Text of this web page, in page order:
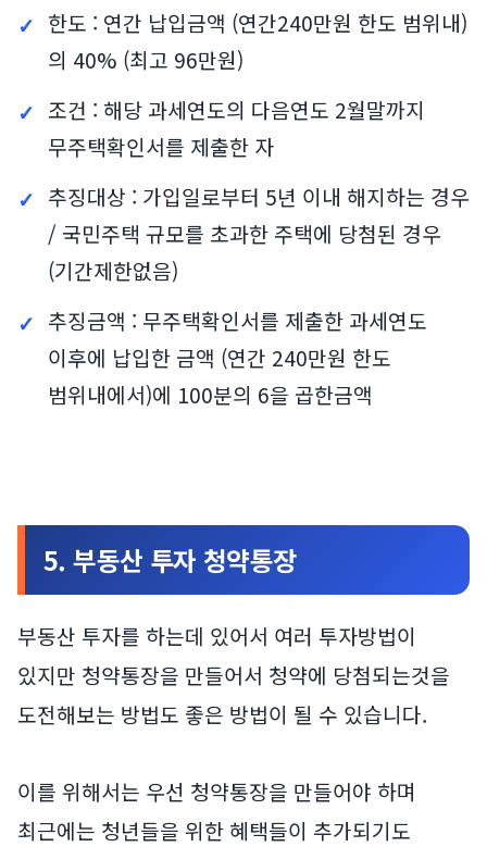
한도 : 연간 납입금액 (연간240만원 한도 범위내)
의 40% (최고 96만원)
조건 : 해당 과세연도의 다음연도 2월말까지
무주택확인서를 제출한 자
추징대상 : 가입일로부터 5년 이내 해지하는 경우
/ 국민주택 규모를 초과한 주택에 당첨된 경우
(기간제한없음)
추징금액 : 무주택확인서를 제출한 과세연도
이후에 납입한 금액 (연간 240만원 한도
범위내에서)에 100분의 6을 곱한금액
5. 부동산 투자 청약통장
부동산 투자를 하는데 있어서 여러 투자방법이
있지만 청약통장을 만들어서 청약에 당첨되는것을
도전해보는 방법도 좋은 방법이 될 수 있습니다.
이를 위해서는 우선 청약통장을 만들어야 하며
최근에는 청년들을 위한 혜택들이 추가되기도